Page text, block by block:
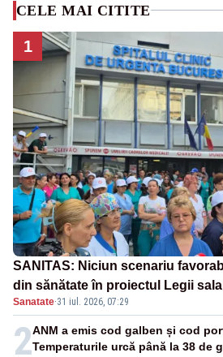
CELE MAI CITITE
1
SANITAS: Niciun scenariu
din sănătate în proiectul Legii
Sanatate·31 iul. 2026, 07:29
2ANM a emis cod galben și cod
Temperaturile urcă până la 38 de